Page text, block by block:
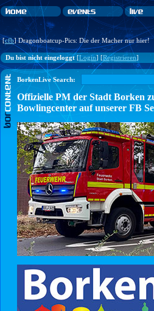
[cfb] Dragonboatcup-Pics: Die der Macher nur hier!
Du bist nicht eingeloggt[Login] [Registrieren]
BorkenLive Search:
Offizielle PM der Stadt Borken
Bowlingcenter auf unserer FB